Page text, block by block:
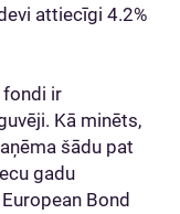
attiecīgi 4.2%
fondi ir
Kā minēts,
šādu pat
gadu
Bond